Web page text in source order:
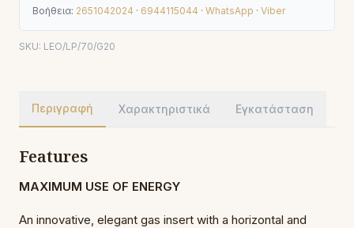
Βοήθεια: 2651042024 · 6944115044 · WhatsApp · Viber
SKU: LEO/LP/70/G20
Περιγραφή Χαρακτηριστικά Εγκατάσταση
Features
MAXIMUM USE OF ENERGY
An innovative, elegant gas insert with a horizontal and